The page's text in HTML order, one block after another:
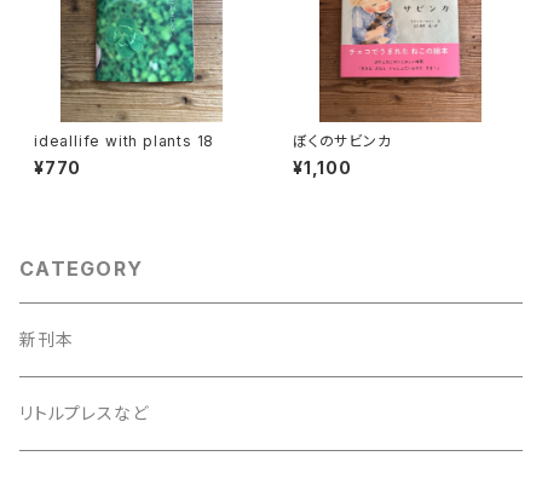
ideallife with plants 18
¥770
ぼくのサビンカ
¥1,100
CATEGORY
新刊本
リトルプレスなど